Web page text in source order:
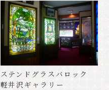
ステンドグラスバロック
軽井沢ギャラリー